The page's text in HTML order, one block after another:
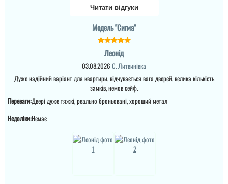
Читати відгуки
Модель "Сигма"
Леонід
03.08.2026 С. Литвинівка
Дуже надійний варіант для квартири, відчувається вага дверей, велика кількість
замків, немов сейф.
Переваги:Двері дуже тяжкі, реально броньовані, хороший метал
Недоліки:Немає